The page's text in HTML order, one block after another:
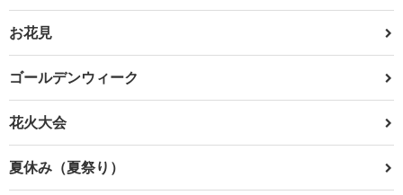
お花見
ゴールデンウィーク
花火大会
夏休み（夏祭り）